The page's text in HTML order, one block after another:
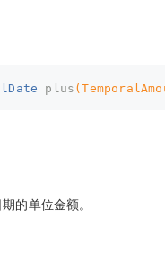
plus
的单位金额。